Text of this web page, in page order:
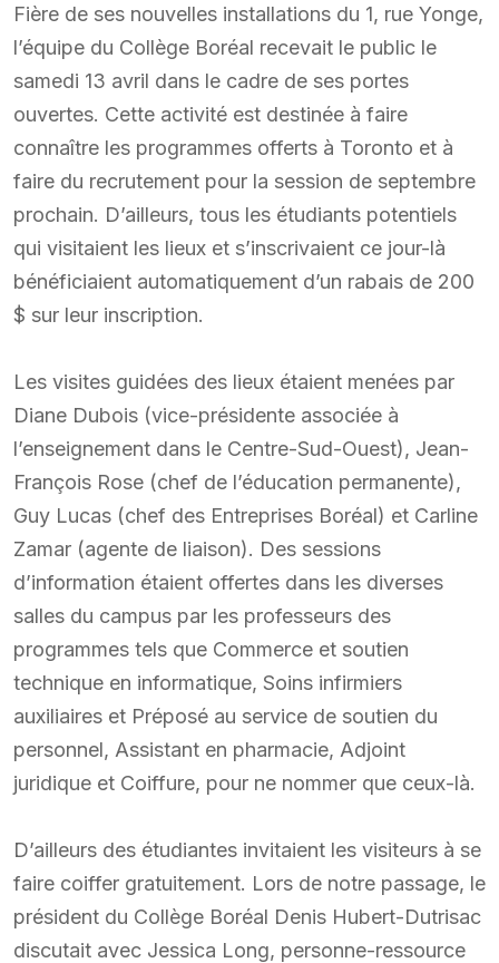
Fière de ses nouvelles installations du 1, rue Yonge,
l’équipe du Collège Boréal recevait le public le
samedi 13 avril dans le cadre de ses portes
ouvertes. Cette activité est destinée à faire
connaître les programmes offerts à Toronto et à
faire du recrutement pour la session de septembre
prochain. D’ailleurs, tous les étudiants potentiels
qui visitaient les lieux et s’inscrivaient ce jour-là
bénéficiaient automatiquement d’un rabais de 200
$ sur leur inscription.
Les visites guidées des lieux étaient menées par
Diane Dubois (vice-présidente associée à
l’enseignement dans le Centre-Sud-Ouest), Jean-
François Rose (chef de l’éducation permanente),
Guy Lucas (chef des Entreprises Boréal) et Carline
Zamar (agente de liaison). Des sessions
d’information étaient offertes dans les diverses
salles du campus par les professeurs des
programmes tels que Commerce et soutien
technique en informatique, Soins infirmiers
auxiliaires et Préposé au service de soutien du
personnel, Assistant en pharmacie, Adjoint
juridique et Coiffure, pour ne nommer que ceux-là.
D’ailleurs des étudiantes invitaient les visiteurs à se
faire coiffer gratuitement. Lors de notre passage, le
président du Collège Boréal Denis Hubert-Dutrisac
discutait avec Jessica Long, personne-ressource